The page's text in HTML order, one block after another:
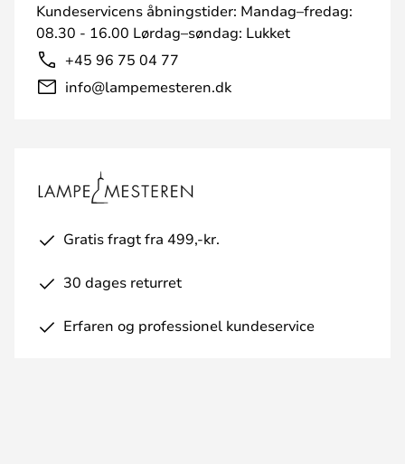
Kundeservicens åbningstider: Mandag–fredag:
08.30 - 16.00 Lørdag–søndag: Lukket
+45 96 75 04 77
info@lampemesteren.dk
Gratis fragt fra 499,-kr.
30 dages returret
Erfaren og professionel kundeservice